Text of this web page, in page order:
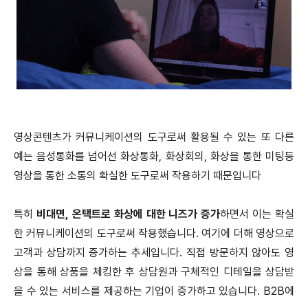
영상콘텐츠가 커뮤니케이션의 도구로써 활용될 수 있는 또 다른
예는 음성통화를 넘어선 화상통화, 화상회의, 화상을 통한 미팅등
영상을 통한 소통의 확실한 도구로써 작용하기 때문입니다
특히 비대면, 온택트로 화상에 대한 니즈가 증가하면서 이는 확실
한 커뮤니케이션의 도구로써 작용했습니다. 여기에 더해 영상으로
고객과 상담까지 증가하는 추세입니다. 직접 방문하지 않아도 영
상을 통해 상품을 체킹한 후 상담원과 구체적인 디테일을 상담받
을 수 있는 서비스를 제공하는 기업이 증가하고 있습니다. B2B에